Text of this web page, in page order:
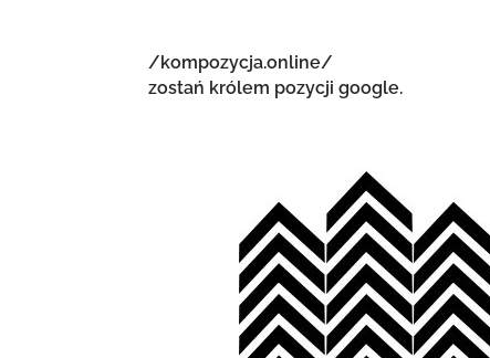
/kompozycja.online/
zostań królem pozycji google.